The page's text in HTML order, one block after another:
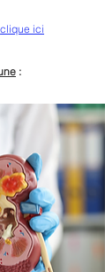
clique ici
: